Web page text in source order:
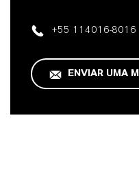
+55 114016-8016
ENVIAR UMA